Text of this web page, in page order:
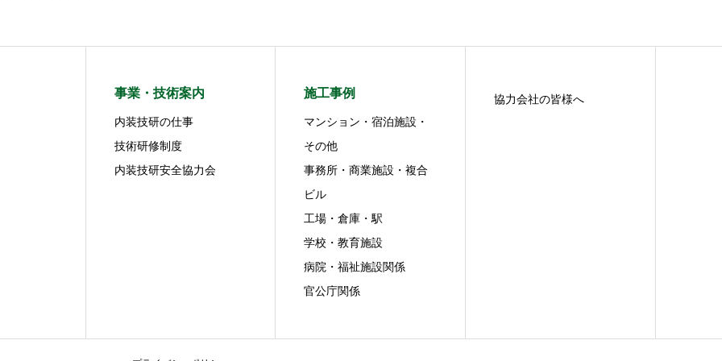
事業・技術案内
内装技研の仕事
技術研修制度
内装技研安全協力会
施工事例
マンション・宿泊施設・
その他
事務所・商業施設・複合
ビル
工場・倉庫・駅
学校・教育施設
病院・福祉施設関係
官公庁関係
協力会社の皆様へ